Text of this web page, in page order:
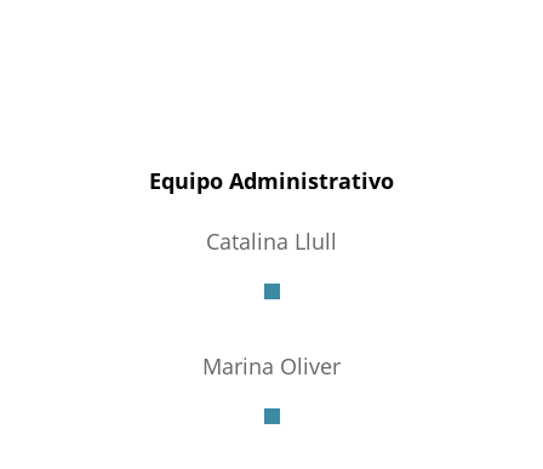
Equipo Administrativo
Catalina Llull
Marina Oliver